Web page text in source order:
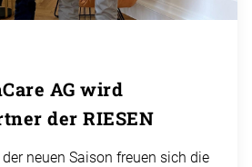
AG wird
der RIESEN
neuen Saison freuen sich die